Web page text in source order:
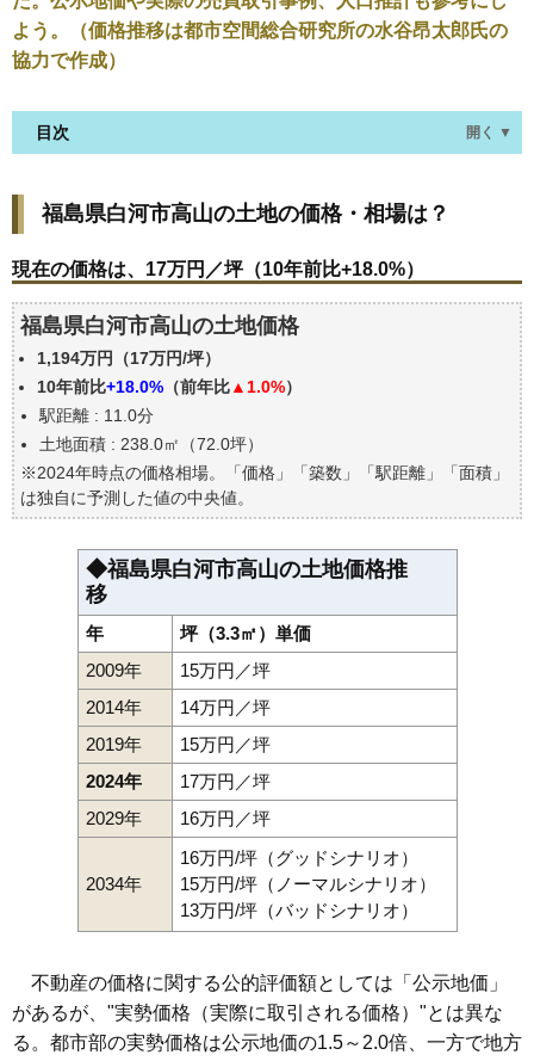
よう。（価格推移は都市空間総合研究所の水谷昂太郎氏の
協力で作成）
目次 開く ▼
現在の価格は、17万円／坪（10年前比+18.0%）
価格を詳細に分析しよう
福島県白河市高山の土地の過去の売買事例
公示地価はいくら
エリアの将来性を人口予想から検討しよう
自分の年収でいくらの不動産が買える？
福島県白河市高山の土地の価格・相場は？
現在の価格は、17万円／坪（10年前比+18.0%）
福島県白河市高山の土地価格
1,194万円（17万円/坪）
10年前比+18.0% （前年比▲1.0%）
駅距離 : 11.0分
土地面積 : 238.0㎡（72.0坪）
※2024年時点の価格相場。「価格」「築数」「駅距離」「面積」
は独自に予測した値の中央値。
◆福島県白河市高山の土地価格推
移
年
坪（3.3㎡）単価
2009年
15万円／坪
2014年
14万円／坪
2019年
15万円／坪
2024年
17万円／坪
2029年
16万円／坪
2034年
16万円/坪（グッドシナリオ）
15万円/坪（ノーマルシナリオ）
13万円/坪（バッドシナリオ）
不動産の価格に関する公的評価額としては「公示地価」
があるが、"実勢価格（実際に取引される価格）"とは異な
る。都市部の実勢価格は公示地価の1.5～2.0倍、一方で地方